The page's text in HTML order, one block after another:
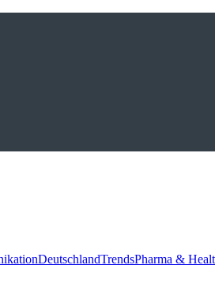
DeutschlandTrendsPharma &